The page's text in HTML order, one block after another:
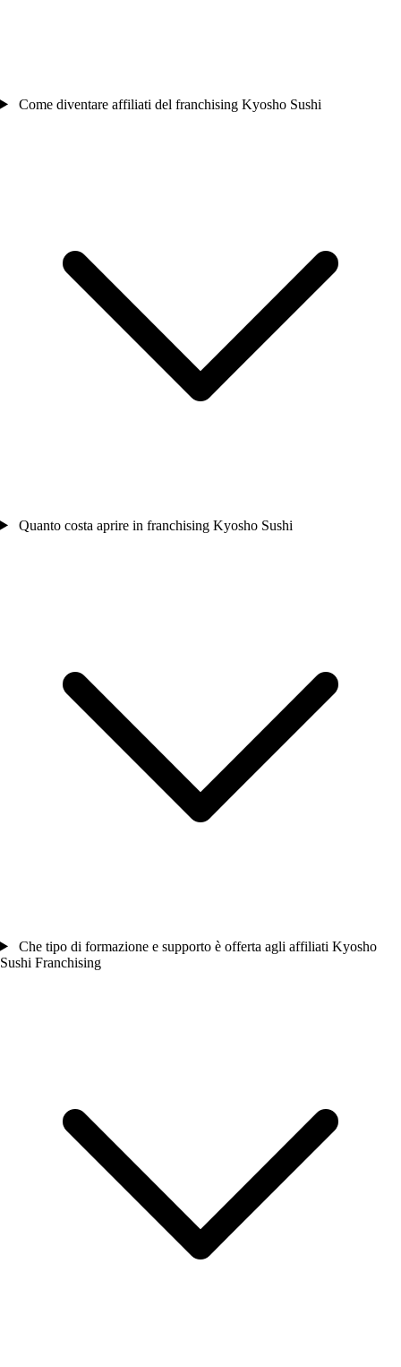
Come diventare affiliati del franchising Kyosho Sushi
Quanto costa aprire in franchising Kyosho Sushi
Che tipo di formazione e supporto è offerta agli affiliati Kyosho
Sushi Franchising